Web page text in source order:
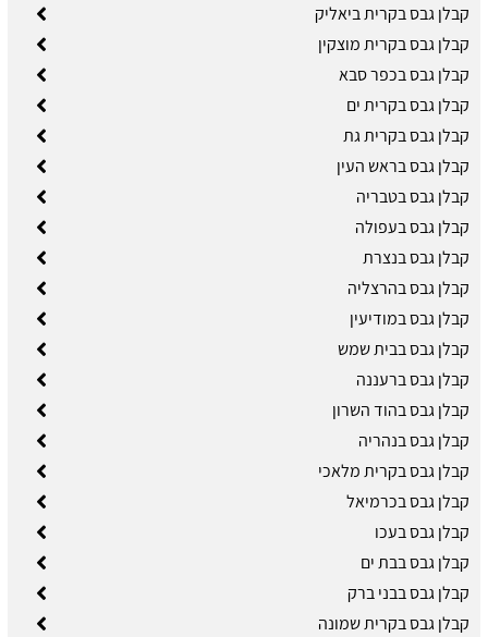
קבלן גבס בקרית ביאליק
קבלן גבס בקרית מוצקין
קבלן גבס בכפר סבא
קבלן גבס בקרית ים
קבלן גבס בקרית גת
קבלן גבס בראש העין
קבלן גבס בטבריה
קבלן גבס בעפולה
קבלן גבס בנצרת
קבלן גבס בהרצליה
קבלן גבס במודיעין
קבלן גבס בבית שמש
קבלן גבס ברעננה
קבלן גבס בהוד השרון
קבלן גבס בנהריה
קבלן גבס בקרית מלאכי
קבלן גבס בכרמיאל
קבלן גבס בעכו
קבלן גבס בבת ים
קבלן גבס בבני ברק
קבלן גבס בקרית שמונה